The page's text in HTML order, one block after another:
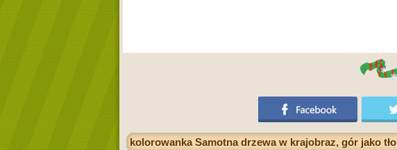
kolorowanka Samotna drzewa w krajobraz, gór jako tło